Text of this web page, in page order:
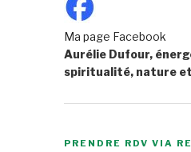
Ma page Facebook
Aurélie Dufour,
spiritualité, nature
PRENDRE RDV VIA